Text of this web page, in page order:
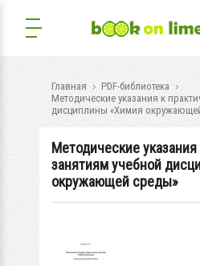
Главная
PDF-библиотека
Методические указания к
дисциплины «Химия
Методические
занятиям учебной
окружающей среды»